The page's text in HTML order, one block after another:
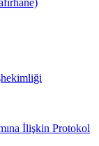
İlişkin Protokol